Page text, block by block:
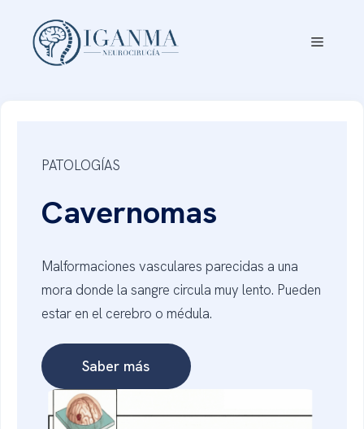
contenido
Menú
PATOLOGÍAS
Cavernomas
Malformaciones vasculares parecidas a una
mora donde la sangre circula muy lento. Pueden
estar en el cerebro o médula.
Saber más